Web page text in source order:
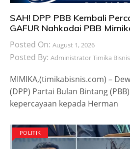
SAH! DPP PBB Kembali
GAFUR Nahkodai PBB
Posted On: August 1, 2026
Posted By: Administrator Timika Bisnis
MIMIKA,(timikabisnis.com) –
(DPP) Partai Bulan Bintang
kepercayaan kepada Herman
POLITIK